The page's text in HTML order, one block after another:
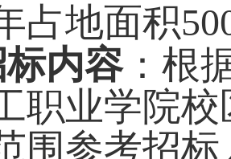
占地面积
标内容：根
职业学院
围参考招